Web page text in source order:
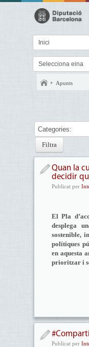
Apunts
Categories:
Quan la
decidir
Publicat per
El Pla
desplega
sostenible,
polítiques
en aquesta
prioritzar i
Publicat per